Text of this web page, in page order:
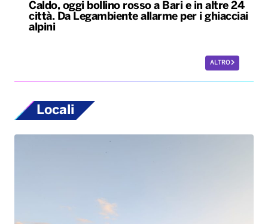
Caldo, oggi bollino rosso a Bari e in altre 24
città. Da Legambiente allarme per i ghiacciai
alpini
ALTRO
Locali